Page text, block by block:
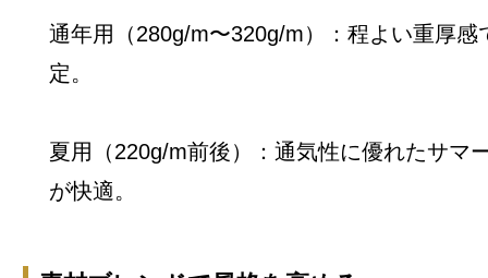
通年用（280g/m〜320g/m）：程よい重厚感
定。
夏用（220g/m前後）：通気性に優れたサマ
が快適。